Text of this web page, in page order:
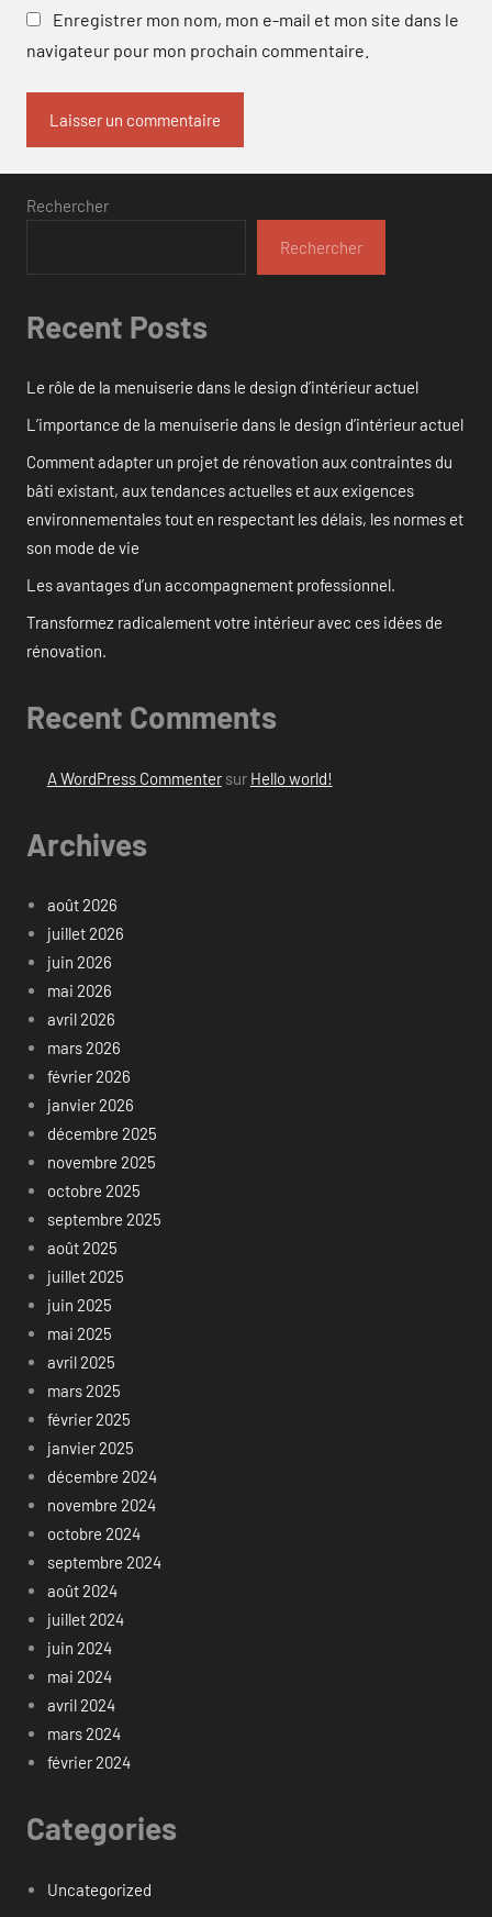
Enregistrer mon nom, mon e-mail et mon site dans le
navigateur pour mon prochain commentaire.
Rechercher
Rechercher
Recent Posts
Le rôle de la menuiserie dans le design d’intérieur actuel
L’importance de la menuiserie dans le design d’intérieur actuel
Comment adapter un projet de rénovation aux contraintes du
bâti existant, aux tendances actuelles et aux exigences
environnementales tout en respectant les délais, les normes et
son mode de vie
Les avantages d’un accompagnement professionnel.
Transformez radicalement votre intérieur avec ces idées de
rénovation.
Recent Comments
A WordPress Commentersur Hello world!
Archives
août 2026
juillet 2026
juin 2026
mai 2026
avril 2026
mars 2026
février 2026
janvier 2026
décembre 2025
novembre 2025
octobre 2025
septembre 2025
août 2025
juillet 2025
juin 2025
mai 2025
avril 2025
mars 2025
février 2025
janvier 2025
décembre 2024
novembre 2024
octobre 2024
septembre 2024
août 2024
juillet 2024
juin 2024
mai 2024
avril 2024
mars 2024
février 2024
Categories
Uncategorized